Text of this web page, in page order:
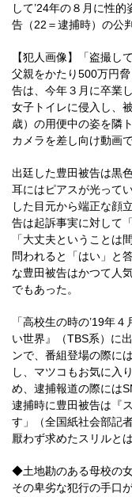
して’24年の８月に性
告（22＝逮捕時）の公
【犯人画像】「盗撮し
父親をかたり500万円
告は、今年３月に卒業
女子トイレに侵入し、
歳）の用便中の姿を隣
カメラを差し向け動画
出廷した豊田被告は黒
耳にはピアスが光って
した目元から端正な顔
告は起訴事実に対して
「大丈夫ということは
問われると「はい」と
な豊田被告はかつて人
でもあった。
「高校生の時の’19年
い世界』（TBS系）に
ンで、番組登場の際に
し、マツコもお気に入
め、逮捕報道の際には
逮捕時に豊田被告は『
す」（全国紙社会部記
厭わず求めたスリルと
◆土地勘のある母校の
その卑劣な犯行の手口